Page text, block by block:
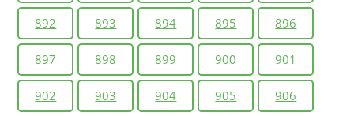
892 893 894 895 896
897 898 899 900 901
902 903 904 905 906